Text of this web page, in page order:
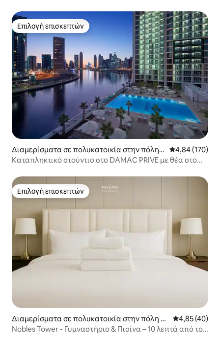
Επιλογή επισκεπτών
Επιλογή επισκεπτών
Διαμερίσματα σε πολυκατοικία στην πόλη
Ντουμπάι
Μέση
4,84 (170)
Καταπληκτικό στούντιο στο DAMAC PRIVE με θέα στο
Επιλογή επισκεπτών
Επιλογή επισκεπτών
Διαμερίσματα σε πολυκατοικία στην πόλη Ν
τουμπάι
Μέση
4,85 (40)
Nobles Tower - Γυμναστήριο & Πισίνα – 10 λεπτά από το